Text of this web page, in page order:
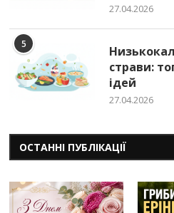
27.04.2026
5
страви:
ідей
27.04.2026
ОСТАННІ ПУБЛІКАЦІЇ